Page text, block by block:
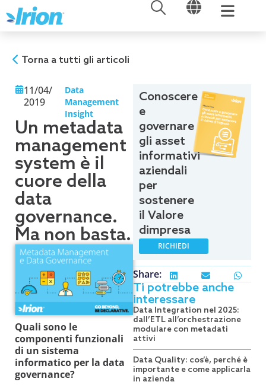
al
contenuto
APRI APRI
Torna a tutti gli articoli
11/04/
2019
Data
Management
Insight
Un metadata
management
system è il
cuore della
data
governance.
Ma non basta.
Quali sono le
componenti funzionali
di un sistema
informatico per la data
governance?
Share:
Ti potrebbe anche
interessare
Data Integration nel 2025:
dall’ETL all’orchestrazione
modulare con metadati
attivi
Data Quality: cos’è, perché è
importante e come applicarla
in azienda
Conoscere
e
governare
gli asset
informativi
aziendali
per
sostenere
il Valore
dimpresa
RICHIEDI